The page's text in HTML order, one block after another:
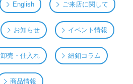
English ご来店に関して
お知らせ イベント情報
卸売・仕入れ 紐釦コラム
商品情報